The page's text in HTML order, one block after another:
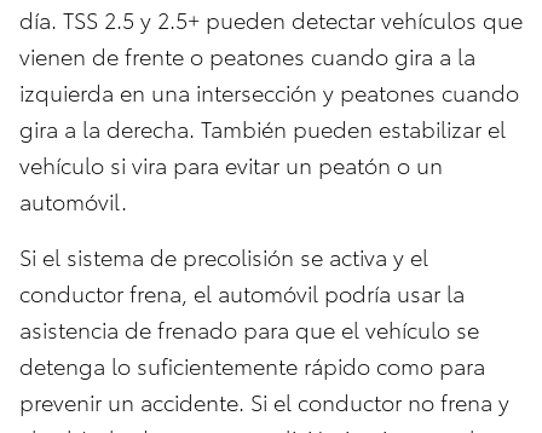
día. TSS 2.5 y 2.5+ pueden detectar vehículos que
vienen de frente o peatones cuando gira a la
izquierda en una intersección y peatones cuando
gira a la derecha. También pueden estabilizar el
vehículo si vira para evitar un peatón o un
automóvil.
Si el sistema de precolisión se activa y el
conductor frena, el automóvil podría usar la
asistencia de frenado para que el vehículo se
detenga lo suficientemente rápido como para
prevenir un accidente. Si el conductor no frena y